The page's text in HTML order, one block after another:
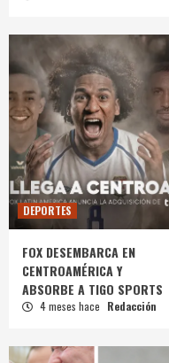
DEPORTES
FOX DESEMBARCA EN
CENTROAMÉRICA Y
ABSORBE A TIGO SPORTS
4 meses hace Redacción